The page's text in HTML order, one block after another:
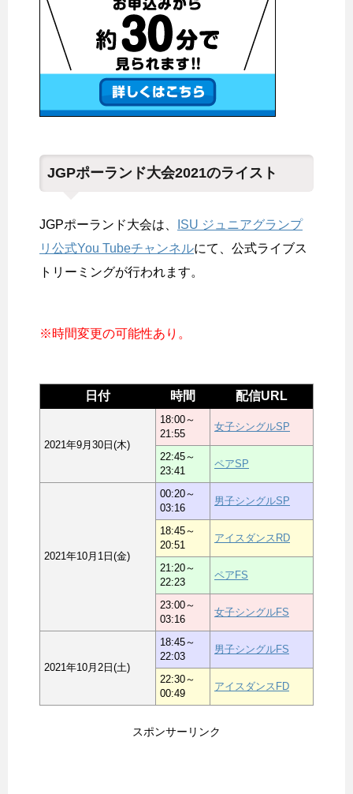
JGPポーランド大会2021のライスト
JGPポーランド大会は、
ISU ジュニアグランプ
リ公式You Tubeチャンネルにて、公式ライブス
トリーミングが行われます。
※時間変更の可能性あり。
日付 時間 配信URL
2021年9月30日(木)
18:00～
21:55
女子シングルSP
22:45～
23:41
ペアSP
2021年10月1日(金)
00:20～
03:16
男子シングルSP
18:45～
20:51
アイスダンスRD
21:20～
22:23
ペアFS
23:00～
03:16
女子シングルFS
2021年10月2日(土)
18:45～
22:03
男子シングルFS
22:30～
00:49
アイスダンスFD
スポンサーリンク